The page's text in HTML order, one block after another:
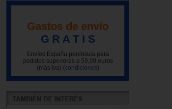
Gastos de envío
G R A T I S
Envíos España península para
pedidos superiores a 59,90 euros
(más iva) (condiciones)